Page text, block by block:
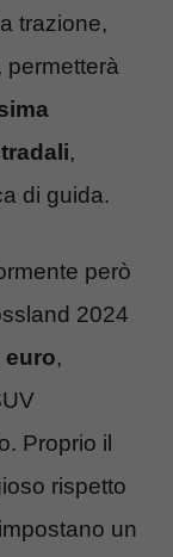
trazione,
permetterà
,
di guida.
però
2024
euro,
Proprio il
rispetto
un